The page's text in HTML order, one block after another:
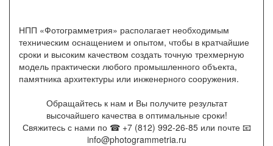
НПП «Фотограмметрия» располагает необходимым
техническим оснащением и опытом, чтобы в кратчайшие
сроки и высоким качеством создать точную трехмерную
модель практически любого промышленного объекта,
памятника архитектуры или инженерного сооружения.
Обращайтесь к нам и Вы получите результат
высочайшего качества в оптимальные сроки!
Свяжитесь с нами по ☎ +7 (812) 992-26-85 или почте 📧
info@photogrammetria.ru